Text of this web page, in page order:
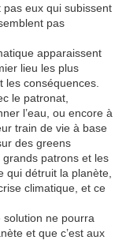
eux qui subissent
pas
apparaissent
lieu les plus
conséquences.
le patronat,
l’eau, ou encore à
train de vie à base
des greens
patrons et les
qui détruit la planète,
climatique, et ce
solution ne pourra
et que c’est aux